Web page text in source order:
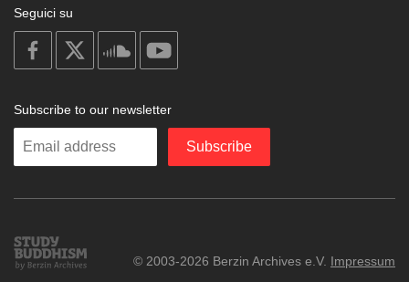
Seguici su
on
facebook
soundcloud
Subscribe to our newsletter
Enter
Subscribe
Study
Buddhism
© 2003-2026 Berzin Archives e.V. Impressum